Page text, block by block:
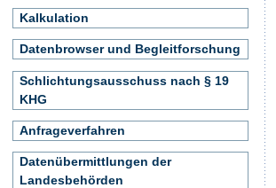
Kalkulation
Datenbrowser und Begleitforschung
Schlichtungsausschuss nach § 19
KHG
Anfrageverfahren
Datenübermittlungen der
Landesbehörden